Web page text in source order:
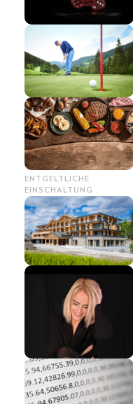
ENTGELTLICHE
EINSCHALTUNG